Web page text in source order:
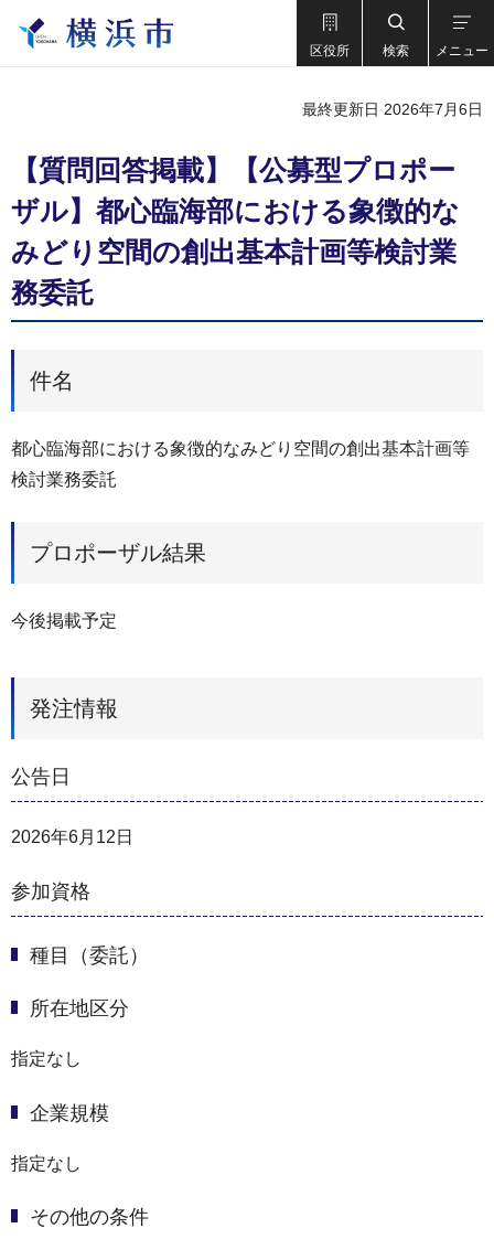
区役所 検索 メニュー
最終更新日 2026年7月6日
【質問回答掲載】【公募型プロポー
ザル】都心臨海部における象徴的な
みどり空間の創出基本計画等検討業
務委託
件名
都心臨海部における象徴的なみどり空間の創出基本計画等
検討業務委託
プロポーザル結果
今後掲載予定
発注情報
公告日
2026年6月12日
参加資格
種目（委託）
所在地区分
指定なし
企業規模
指定なし
その他の条件